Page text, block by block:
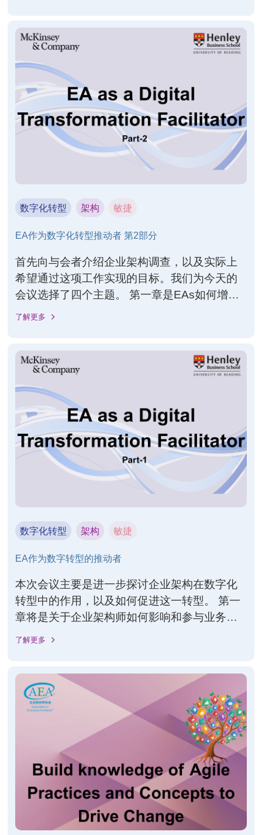
用简单的工具和技术，从而尽可能地覆盖我们
的利益相关者。 作为架构师，我们的利益相关
者群体十分广泛。一方面是开发人员，他们技
术水平很高，但可能对建模或基于软件的建模
工具没有太多了解。另一方面，则是业务主
管，他们中很少有技术背景，大多数人都认为
Microsoft
数字化转型 架构 敏捷
EA作为数字化转型推动者 第2部分
首先向与会者介绍企业架构调查，以及实际上
希望通过这项工作实现的目标。我们为今天的
会议选择了四个主题。 第一章是EAs如何增加
对企业高管的影响力和参与度？主要是关于企
入业务和IT之间的连接，我们发现了一些事
情，这是企业架构最关键的部分，以便增加价
值。 第二章是EAs应该如何在一个致力于敏捷
发展的组织？将围绕如何处理敏捷，有哪些模
式，有哪些成功因素在架构中工作得很好。当
您的组织在敏捷环境中工作时，本次会议主持
人希望与
了解更多
数字化转型 架构 敏捷
EA作为数字转型的推动者
本次会议主要是进一步探讨企业架构在数字化
转型中的作用，以及如何促进这一转型。 第一
章将是关于企业架构师如何影响和参与业务主
管，上次会议已经有了一些结果，与CXO级别
是关于企业架构师应该如何在致力于敏捷开发
的组织中最好地运作，哪些事情对我们如何管
理企业架构有重大影响，敏捷要求优化和加速
EA管理过程，敏捷的支柱之一是优化基础架构
—敏捷性公司增强与基础架构和运营团队的协
作；
了解更多